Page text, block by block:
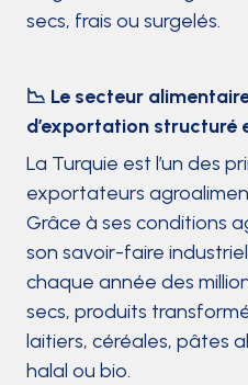
secs, frais ou surgelés.
📉 Le secteur
d’exportation
La Turquie est l’un des
exportateurs
Grâce à ses conditions
son savoir-faire
chaque année des
secs, produits
laitiers, céréales, pâtes
halal ou bio.